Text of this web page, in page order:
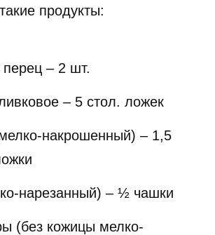
продукты:
– 2 шт.
– 5 стол. ложек
накрошенный) – 1,5
нарезанный) – ½ чашки
(без кожицы мелко-